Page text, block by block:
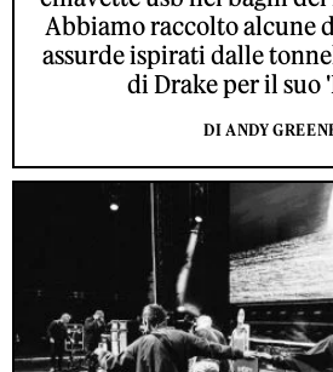
Abbiamo raccolto alcune
assurde ispirati dalle
di Drake per il suo
DI ANDY